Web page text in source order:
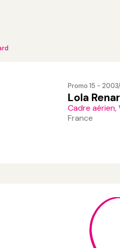
Promo 15 -
Lola
Cadre
France